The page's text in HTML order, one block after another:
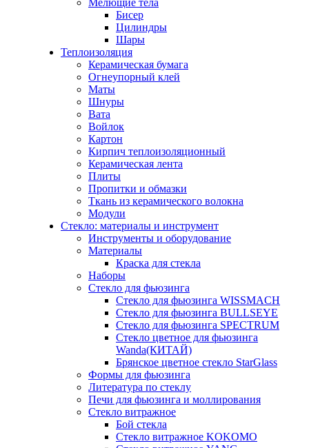
Мелющие тела
Бисер
Цилиндры
Шары
Теплоизоляция
Керамическая бумага
Огнеупорный клей
Маты
Шнуры
Вата
Войлок
Картон
Кирпич теплоизоляционный
Керамическая лента
Плиты
Пропитки и обмазки
Ткань из керамического волокна
Модули
Стекло: материалы и инструмент
Инструменты и оборудование
Материалы
Краска для стекла
Наборы
Стекло для фьюзинга
Стекло для фьюзинга WISSMACH
Стекло для фьюзинга BULLSEYE
Стекло для фьюзинга SPECTRUM
Стекло цветное для фьюзинга
Wanda(КИТАЙ)
Брянское цветное стекло StarGlass
Формы для фьюзинга
Литература по стеклу
Печи для фьюзинга и моллирования
Стекло витражное
Бой стекла
Стекло витражное KOKOMO